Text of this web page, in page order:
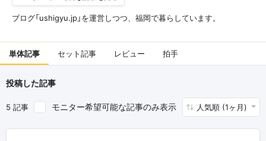
ブログ「ushigyu.jp」を運営しつつ、福岡で暮らしています。
単体記事 セット記事 レビュー 拍手
投稿した記事
5 記事 モニター希望可能な記事のみ表示 人気順 (1ヶ月)